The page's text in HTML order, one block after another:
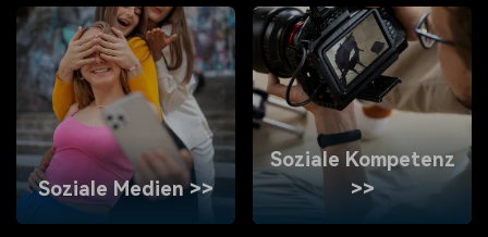
Soziale Medien >>
Soziale Kompetenz
>>